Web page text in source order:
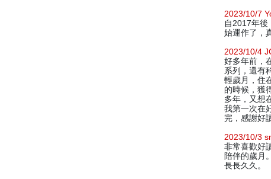
2023/10/7
自2017年後
始運作了，
2023/10/4
好多年前，
系列，還有
輕歲月，住
的時候，獲
多年，又想
我第一次在
完，感謝好
2023/10/3
非常喜歡好
陪伴的歲月
長長久久。